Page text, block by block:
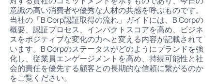
意識の高い消費者や優秀な人材の共感を呼ぶものです。
当社の「B Corp認証取得の流れ」ガイドには、B Corpの
概要、認証プロセス、インパクトスコアを高め、ビジネ
スをポジティブな変化の力へと変える内容が記載されて
います。B Corpのステータスがどのようにブランドを強
化し、従業員エンゲージメントを高め、持続可能性と社
会的責任を優先する顧客との長期的な信頼に繋がるのか
をご覧ください。